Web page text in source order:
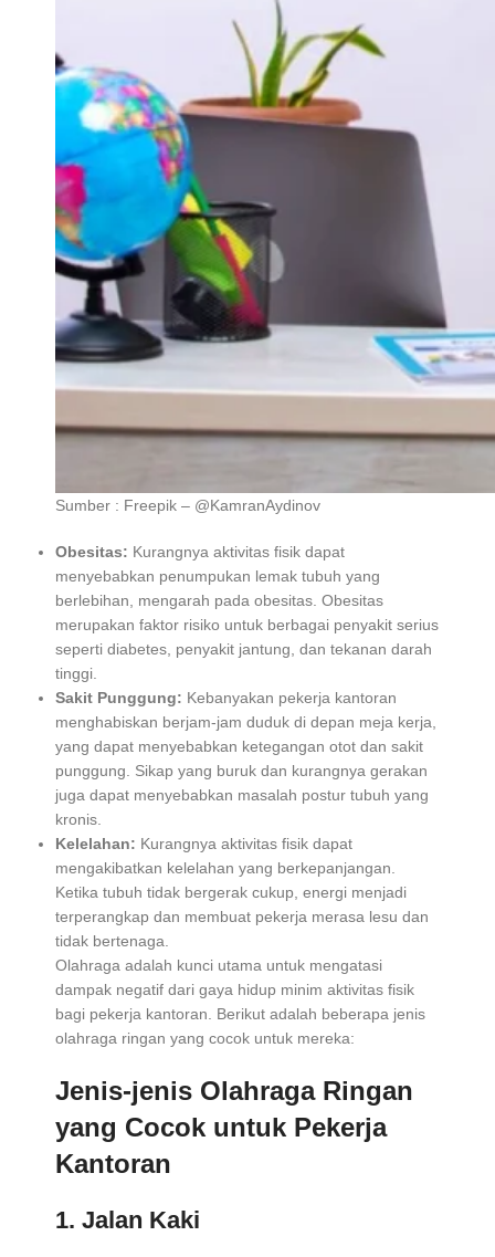
Sumber : Freepik – @KamranAydinov
Obesitas: Kurangnya aktivitas fisik dapat
menyebabkan penumpukan lemak tubuh yang
berlebihan, mengarah pada obesitas. Obesitas
merupakan faktor risiko untuk berbagai penyakit serius
seperti diabetes, penyakit jantung, dan tekanan darah
tinggi.
Sakit Punggung: Kebanyakan pekerja kantoran
menghabiskan berjam-jam duduk di depan meja kerja,
yang dapat menyebabkan ketegangan otot dan sakit
punggung. Sikap yang buruk dan kurangnya gerakan
juga dapat menyebabkan masalah postur tubuh yang
kronis.
Kelelahan: Kurangnya aktivitas fisik dapat
mengakibatkan kelelahan yang berkepanjangan.
Ketika tubuh tidak bergerak cukup, energi menjadi
terperangkap dan membuat pekerja merasa lesu dan
tidak bertenaga.
Olahraga adalah kunci utama untuk mengatasi
dampak negatif dari gaya hidup minim aktivitas fisik
bagi pekerja kantoran. Berikut adalah beberapa jenis
olahraga ringan yang cocok untuk mereka:
Jenis-jenis Olahraga Ringan
yang Cocok untuk Pekerja
Kantoran
1. Jalan Kaki